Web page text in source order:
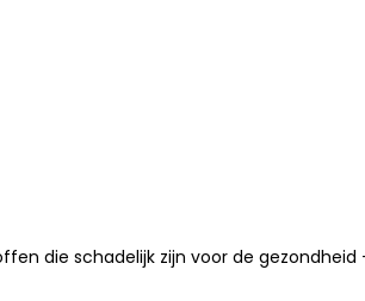
die schadelijk zijn voor de gezondheid